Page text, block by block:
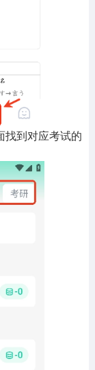
找到对应考试的